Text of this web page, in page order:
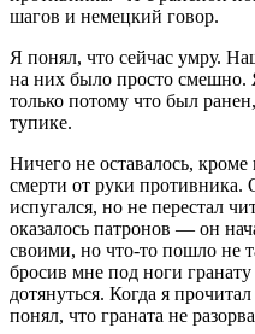
шагов и немецкий говор.
Я понял, что сейчас умру.
на них было просто
только потому что был
тупике.
Ничего не оставалось,
смерти от руки
испугался, но не перестал
оказалось патронов — он
своими, но что-то пошло не
бросив мне под ноги
дотянуться. Когда я
понял, что граната не